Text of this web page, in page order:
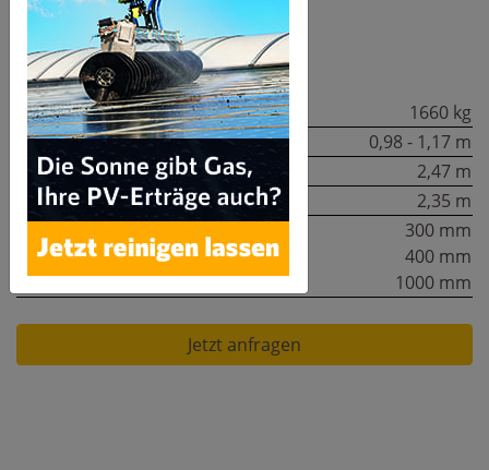
Technische Daten:
Einsatzgewicht:
1660 kg
Gesamtbreite:
0,98 - 1,17 m
Grabtiefe:
2,47 m
Höhe:
2,35 m
300 mm
400 mm
1000 mm
Jetzt anfragen